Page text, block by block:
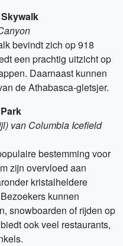
bevindt zich op 918
een prachtig uitzicht op
Daarnaast kunnen
de Athabasca-gletsjer.
van Columbia Icefield
bestemming voor
zijn overvloed aan
kristalheldere
kunnen
snowboarden of rijden op
ook veel restaurants,